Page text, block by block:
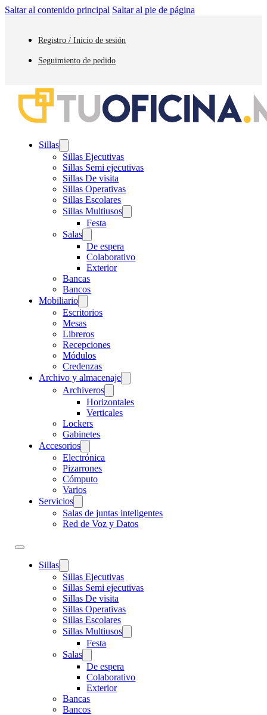
Saltar al contenido principal Saltar al pie de página
Registro / Inicio de sesión
Seguimiento de pedido
Sillas
Sillas Ejecutivas
Sillas Semi ejecutivas
Sillas De visita
Sillas Operativas
Sillas Escolares
Sillas Multiusos
Festa
Salas
De espera
Colaborativo
Exterior
Bancas
Bancos
Mobiliario
Escritorios
Mesas
Libreros
Recepciones
Módulos
Credenzas
Archivo y almacenaje
Archiveros
Horizontales
Verticales
Lockers
Gabinetes
Accesorios
Electrónica
Pizarrones
Cómputo
Varios
Servicios
Salas de juntas inteligentes
Red de Voz y Datos
Sillas
Sillas Ejecutivas
Sillas Semi ejecutivas
Sillas De visita
Sillas Operativas
Sillas Escolares
Sillas Multiusos
Festa
Salas
De espera
Colaborativo
Exterior
Bancas
Bancos